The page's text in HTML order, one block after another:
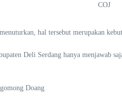
COJ
hal tersebut merupakan
Deli Serdang hanya menjawab
Doang